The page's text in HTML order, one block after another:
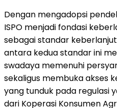
Dengan mengadopsi
ISPO menjadi fondasi
sebagai standar
antara kedua standar ini
swadaya memenuhi
sekaligus membuka akses
yang tunduk pada regulasi
dari Koperasi Konsumen